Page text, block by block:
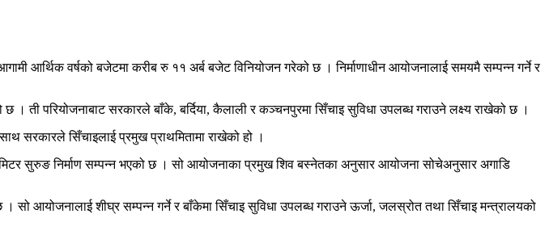
आर्थिक वर्षको बजेटमा करीब रु ११ अर्ब बजेट विनियोजन गरेको छ । निर्माणाधीन आयोजनालाई समयमै सम्पन्न गर्ने र
छ । ती परियोजनाबाट सरकारले बाँके, बर्दिया, कैलाली र कञ्चनपुरमा सिँचाइ सुविधा उपलब्ध गराउने लक्ष्य राखेको छ ।
सरकारले सिँचाइलाई प्रमुख प्राथमितामा राखेको हो ।
सुरुङ निर्माण सम्पन्न भएको छ । सो आयोजनाका प्रमुख शिव बस्नेतका अनुसार आयोजना सोचेअनुसार अगाडि
आयोजनालाई शीघ्र सम्पन्न गर्ने र बाँकेमा सिँचाइ सुविधा उपलब्ध गराउने ऊर्जा, जलस्रोत तथा सिँचाइ मन्त्रालयको